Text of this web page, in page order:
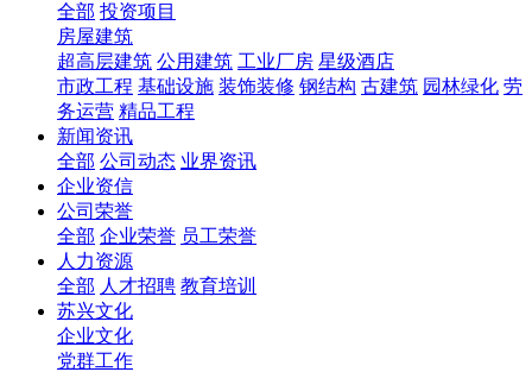
全部 投资项目
房屋建筑
超高层建筑 公用建筑 工业厂房 星级酒店
市政工程 基础设施 装饰装修 钢结构 古建筑 园林绿化 劳
务运营 精品工程
新闻资讯
全部 公司动态 业界资讯
企业资信
公司荣誉
全部 企业荣誉 员工荣誉
人力资源
全部 人才招聘 教育培训
苏兴文化
企业文化
党群工作